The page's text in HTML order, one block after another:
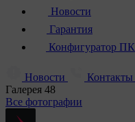
Новости
Гарантия
Конфигуратор ПК
Новости Контакты
Галерея 48
Все фотографии